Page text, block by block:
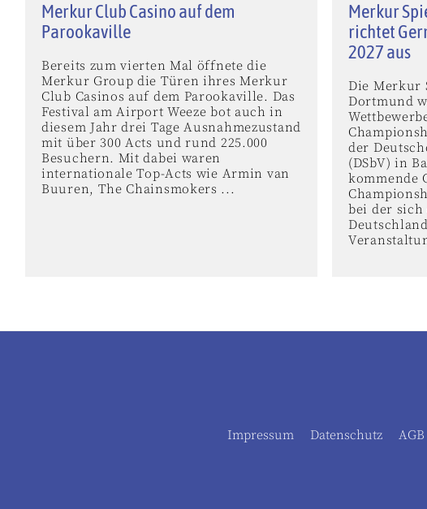
Merkur Club Casino auf dem
Parookaville
Bereits zum vierten Mal öffnete die
Merkur Group die Türen ihres Merkur
Club Casinos auf dem Parookaville. Das
Festival am Airport Weeze bot auch in
diesem Jahr drei Tage Ausnahmezustand
mit über 300 Acts und rund 225.000
Besuchern. Mit dabei waren
internationale Top-Acts wie Armin van
Buuren, The Chainsmokers ...
Merkur
richtet
2027 aus
Die Merkur
Dortmund
der
(DSbV) in
kommende
bei der sich
Impressum Datenschutz AGB